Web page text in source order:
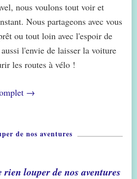
nous voulons tout voir et
Nous partageons avec vous
ou tout loin avec l'espoir de
l'envie de laisser la voiture
les routes à vélo !
→
de nos aventures
rien louper de nos aventures